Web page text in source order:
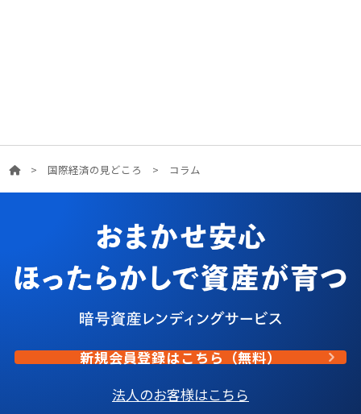
> 国際経済の見どころ > コラム
新規会員登録はこちら（無料）
法人のお客様はこちら